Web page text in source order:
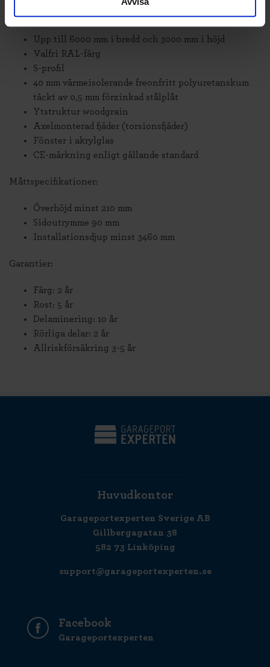
TEKNISK SPECIFIKATION
Upp till 6000 mm i bredd och 3000 mm i höjd
Valfri RAL-färg
S-profil
40 mm värmeisolerande freonfritt polyuretanskum
täckt av 0,5 mm förzinkad stålplåt
Ytstruktur woodgrain
Axelmonterad fjäder (torsionsfjäder)
Fönster i akrylglas
CE-märkning enligt gällande standard
Måttspecifikationer:
Överhöjd minst 210 mm
Sidoutrymme 90 mm
Installationsdjup minst 3460 mm
Garantier:
Färg: 2 år
Rost: 5 år
Delaminering: 10 år
Rörliga delar: 2 år
Allriskförsäkring 3-5 år
Huvudkontor
Garageportexperten Sverige AB
Gillbergagatan 38
582 73 Linköping
support@garageportexperten.se
Facebook
Garageportexperten